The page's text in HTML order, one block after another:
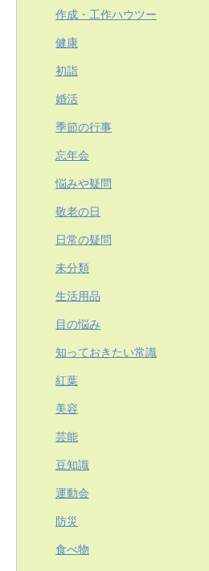
作成・工作ハウツー
健康
初詣
婚活
季節の行事
忘年会
悩みや疑問
敬老の日
日常の疑問
未分類
生活用品
目の悩み
知っておきたい常識
紅葉
美容
芸能
豆知識
運動会
防災
食べ物